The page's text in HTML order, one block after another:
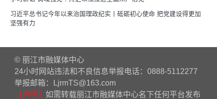
习近平总书记今年以来治国理政纪实丨砥砺初心使命 把党建设得更加
坚强有力
© 丽江市融媒体中心
24小时网站违法和不良信息举报电话：0888-5112277
举报邮箱：LjrmTS@163.com
【声明】 如需转载丽江市融媒体中心名下任何平台发布